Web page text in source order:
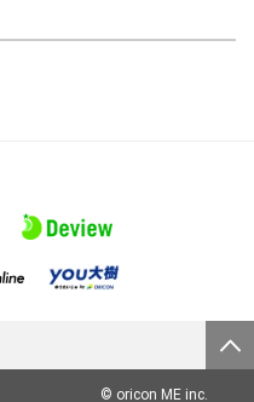
© oricon ME inc.